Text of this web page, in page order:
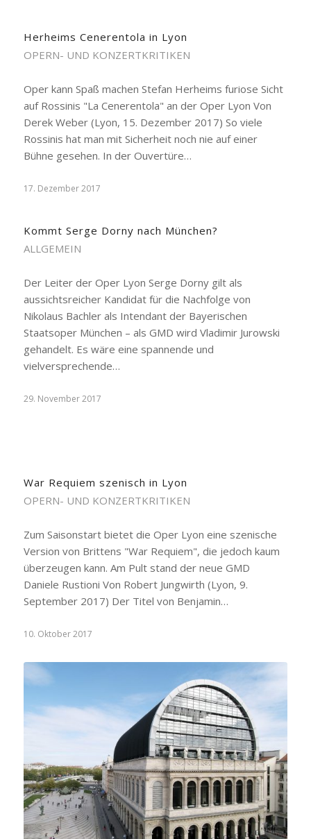
Herheims Cenerentola in Lyon
OPERN- UND KONZERTKRITIKEN
Oper kann Spaß machen Stefan Herheims furiose Sicht
auf Rossinis "La Cenerentola" an der Oper Lyon Von
Derek Weber (Lyon, 15. Dezember 2017) So viele
Rossinis hat man mit Sicherheit noch nie auf einer
Bühne gesehen. In der Ouvertüre…
17. Dezember 2017
Kommt Serge Dorny nach München?
ALLGEMEIN
Der Leiter der Oper Lyon Serge Dorny gilt als
aussichtsreicher Kandidat für die Nachfolge von
Nikolaus Bachler als Intendant der Bayerischen
Staatsoper München – als GMD wird Vladimir Jurowski
gehandelt. Es wäre eine spannende und
vielversprechende…
29. November 2017
War Requiem szenisch in Lyon
OPERN- UND KONZERTKRITIKEN
Zum Saisonstart bietet die Oper Lyon eine szenische
Version von Brittens "War Requiem", die jedoch kaum
überzeugen kann. Am Pult stand der neue GMD
Daniele Rustioni Von Robert Jungwirth (Lyon, 9.
September 2017) Der Titel von Benjamin…
10. Oktober 2017